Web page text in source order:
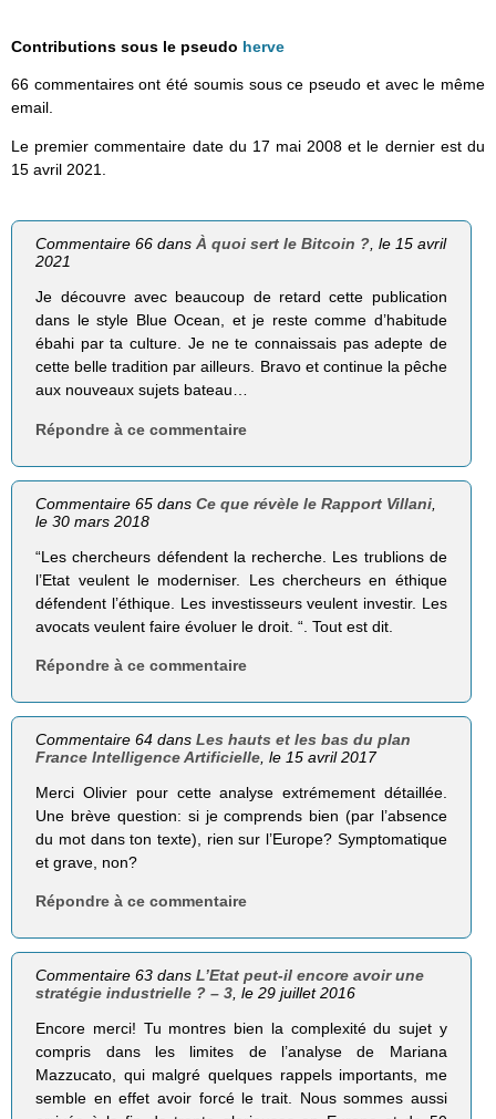
Contributions sous le pseudo herve
66 commentaires ont été soumis sous ce pseudo et avec le même
email.
Le premier commentaire date du 17 mai 2008 et le dernier est du
15 avril 2021.
Commentaire 66 dansÀ quoi sert le Bitcoin ?, le 15 avril
2021
Je découvre avec beaucoup de retard cette publication
dans le style Blue Ocean, et je reste comme d’habitude
ébahi par ta culture. Je ne te connaissais pas adepte de
cette belle tradition par ailleurs. Bravo et continue la pêche
aux nouveaux sujets bateau…
Répondre à ce commentaire
Commentaire 65 dansCe que révèle le Rapport Villani
le 30 mars 2018
“Les chercheurs défendent la recherche. Les trublions de
l’Etat veulent le moderniser. Les chercheurs en éthique
défendent l’éthique. Les investisseurs veulent investir. Les
avocats veulent faire évoluer le droit. “. Tout est dit.
Répondre à ce commentaire
Commentaire 64 dansLes hauts et les bas du plan
France Intelligence Artificielle , le 15 avril 2017
Merci Olivier pour cette analyse extrémement détaillée.
Une brève question: si je comprends bien (par l’absence
du mot dans ton texte), rien sur l’Europe? Symptomatique
et grave, non?
Répondre à ce commentaire
Commentaire 63 dansL’Etat peut-il encore avoir une
stratégie industrielle ? – 3 , le 29 juillet 2016
Encore merci! Tu montres bien la complexité du sujet y
compris dans les limites de l’analyse de Mariana
Mazzucato, qui malgré quelques rappels importants, me
semble en effet avoir forcé le trait. Nous sommes aussi